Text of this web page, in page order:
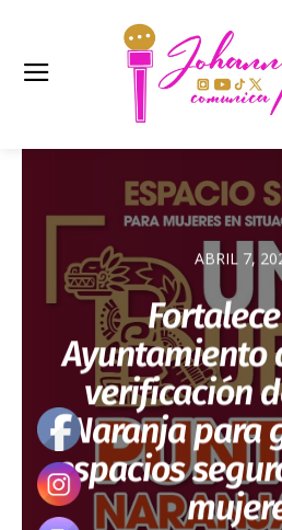
ABRIL 7,
Ayuntamiento
verificación
Naranja para
espacios